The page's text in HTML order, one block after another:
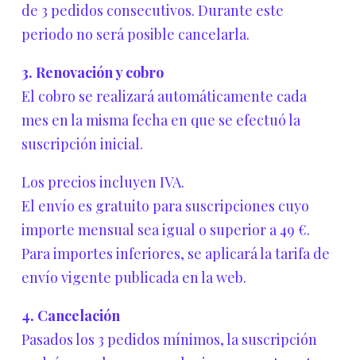
de 3 pedidos consecutivos. Durante este
periodo no será posible cancelarla.
3. Renovación y cobro
El cobro se realizará automáticamente cada
mes en la misma fecha en que se efectuó la
suscripción inicial.
Los precios incluyen IVA.
El envío es gratuito para suscripciones cuyo
importe mensual sea igual o superior a 49 €.
Para importes inferiores, se aplicará la tarifa de
envío vigente publicada en la web.
4. Cancelación
Pasados los 3 pedidos mínimos, la suscripción